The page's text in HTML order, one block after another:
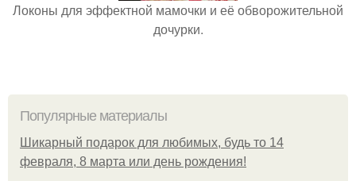
Локоны для эффектной мамочки и её обворожительной
дочурки.
Популярные материалы
Шикарный подарок для любимых, будь то 14
февраля, 8 марта или день рождения!